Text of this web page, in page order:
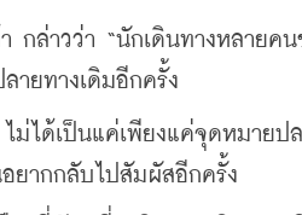
ล่าวว่า “นักเดินทางหลายคน
ายทางเดิมอีกครั้ง
ด้เป็นแค่เพียงแค่จุดหมายปล
ยากกลับไปสัมผัสอีกครั้ง